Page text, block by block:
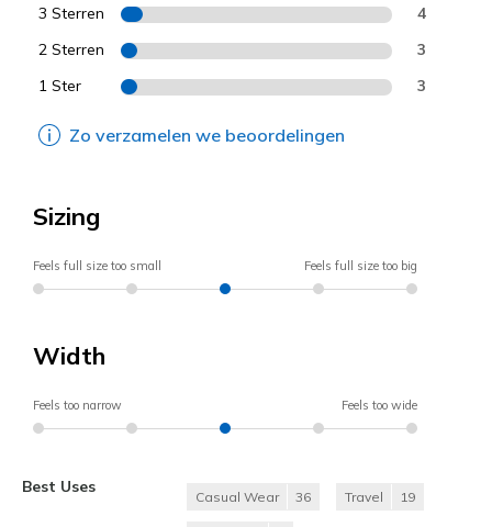
3 Sterren 4
2 Sterren 3
1 Ster 3
Zo verzamelen we beoordelingen
Sizing
Feels full size too small Feels full size too big
Width
Feels too narrow Feels too wide
Best Uses
Casual Wear 36 Travel 19